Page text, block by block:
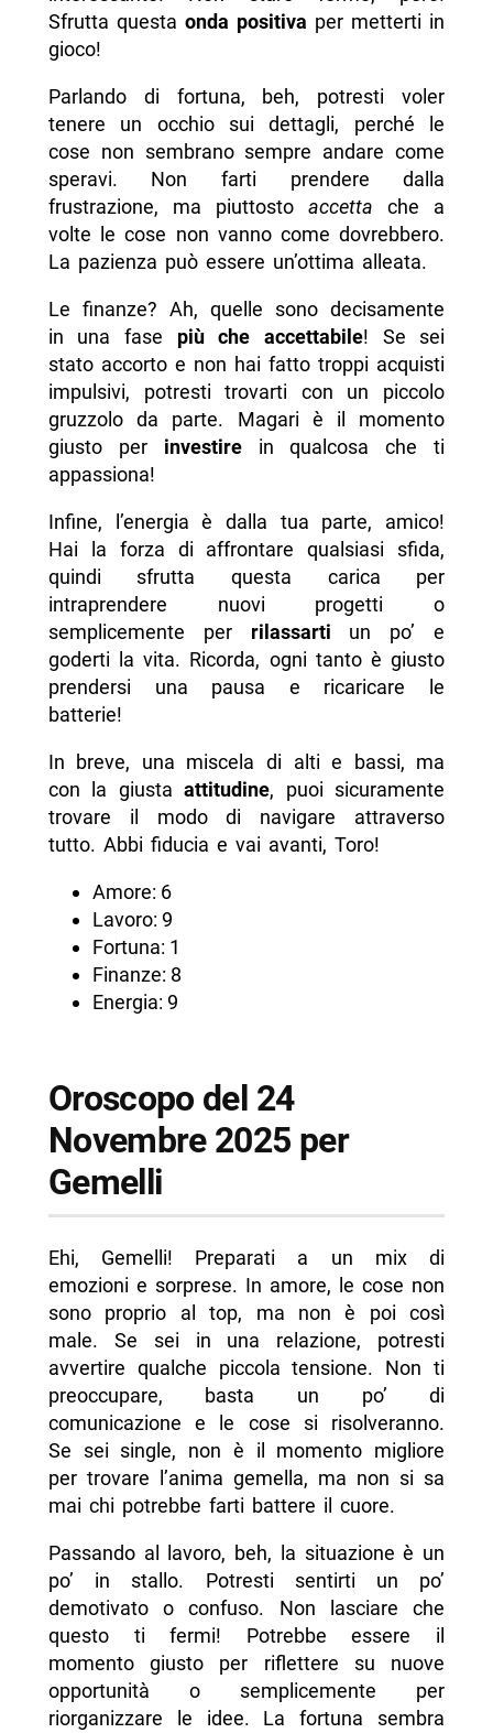
Sfrutta questa onda positiva per metterti in
gioco!
Parlando di fortuna, beh, potresti voler
tenere un occhio sui dettagli, perché le
cose non sembrano sempre andare come
speravi. Non farti prendere dalla
frustrazione, ma piuttostoaccetta che a
volte le cose non vanno come dovrebbero.
La pazienza può essere un’ottima alleata.
Le finanze? Ah, quelle sono decisamente
in una fase più che accettabile! Se sei
stato accorto e non hai fatto troppi acquisti
impulsivi, potresti trovarti con un piccolo
gruzzolo da parte. Magari è il momento
giusto per investirein qualcosa che ti
appassiona!
Infine, l’energia è dalla tua parte, amico!
Hai la forza di affrontare qualsiasi sfida,
quindi sfrutta questa carica per
intraprendere nuovi progetti o
semplicemente per rilassarti un po’ e
goderti la vita. Ricorda, ogni tanto è giusto
prendersi una pausa e ricaricare le
batterie!
In breve, una miscela di alti e bassi, ma
con la giustaattitudine, puoi sicuramente
trovare il modo di navigare attraverso
tutto. Abbi fiducia e vai avanti, Toro!
Amore: 6
Lavoro: 9
Fortuna: 1
Finanze: 8
Energia: 9
Oroscopo del 24
Novembre 2025 per
Gemelli
Ehi, Gemelli! Preparati a un mix di
emozioni e sorprese. In amore, le cose non
sono proprio al top, ma non è poi così
male. Se sei in una relazione, potresti
avvertire qualche piccola tensione. Non ti
preoccupare, basta un po’ di
comunicazione e le cose si risolveranno.
Se sei single, non è il momento migliore
per trovare l’anima gemella, ma non si sa
mai chi potrebbe farti battere il cuore.
Passando al lavoro, beh, la situazione è un
po’ in stallo. Potresti sentirti un po’
demotivato o confuso. Non lasciare che
questo ti fermi! Potrebbe essere il
momento giusto per riflettere su nuove
opportunità o semplicemente per
riorganizzare le idee. La fortuna sembra